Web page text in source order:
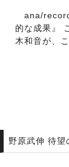
ana/
的な成果』
木和音が、
野原武伸 待望